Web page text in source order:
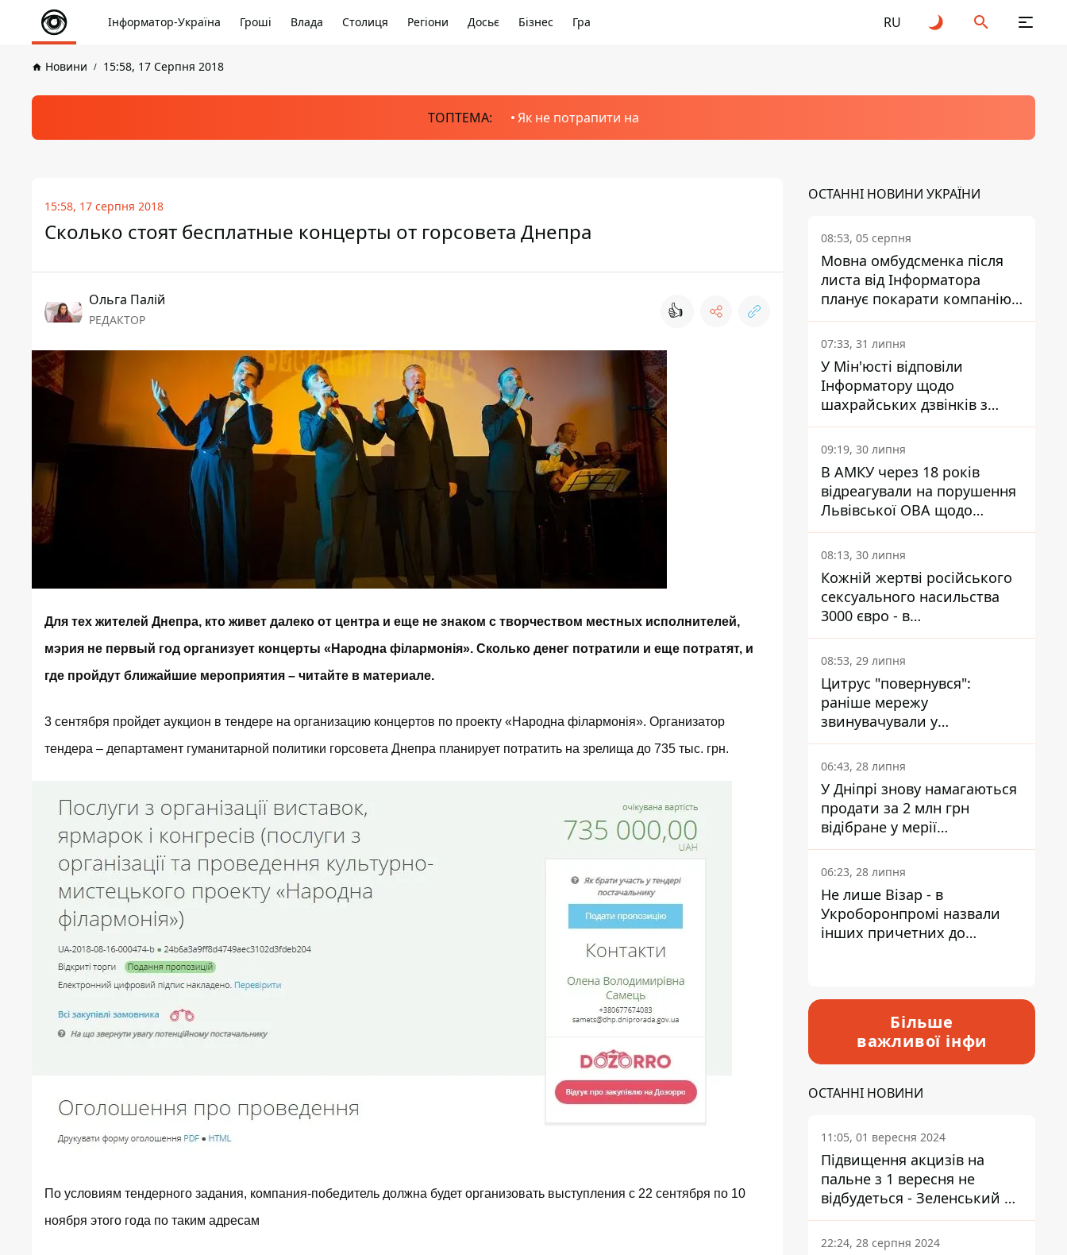
Інформатор-Україна Гроші Влада Столиця Регіони Досьє Бізнес Гра RU
Новини 15:58, 17 Серпня 2018
ТОПТЕМА: Як не потрапити на
15:58, 17 серпня 2018
Сколько стоят бесплатные концерты от горсовета Днепра
Ольга Палій
РЕДАКТОР 👍
Для тех жителей Днепра, кто живет далеко от центра и еще не знаком с творчеством местных исполнителей,
мэрия не первый год организует концерты «Народна філармонія». Сколько денег потратили и еще потратят, и
где пройдут ближайшие мероприятия – читайте в материале.
3 сентября пройдет аукцион в тендере на организацию концертов по проекту «Народна філармонія». Организатор
тендера – департамент гуманитарной политики горсовета Днепра планирует потратить на зрелища до 735 тыс. грн.
По условиям тендерного задания, компания-победитель должна будет организовать выступления с 22 сентября по 10
ноября этого года по таким адресам
ОСТАННІ НОВИНИ УКРАЇНИ
08:53, 05 серпня
Мовна омбудсменка після
листа від Інформатора
планує покарати компанію-
підрядника ПриватБанку
07:33, 31 липня
У Мін'юсті відповіли
Інформатору щодо
шахрайських дзвінків з
камери Сумського СІЗО так,
що ніхто нічого не зрозумів
09:19, 30 липня
В АМКУ через 18 років
відреагували на порушення
Львівської ОВА щодо
харчування у закладах
освіти
08:13, 30 липня
Кожній жертві російського
сексуального насильства
3000 євро - в
Мінсоцполітики пояснили
Інформатору, звідки на це
гроші
08:53, 29 липня
Цитрус "повернувся":
раніше мережу
звинувачували у
контрабанді техніки та
ухиленні від сплати
податків
06:43, 28 липня
У Дніпрі знову намагаються
продати за 2 млн грн
відібране у мерії
приміщення Укрпошти
06:23, 28 липня
Не лише Візар - в
Укроборонпромі назвали
інших причетних до
Більше
важливої інфи
ОСТАННІ НОВИНИ
11:05, 01 вересня 2024
Підвищення акцизів на
пальне з 1 вересня не
відбудеться - Зеленський не
підписав закон
22:24, 28 серпня 2024